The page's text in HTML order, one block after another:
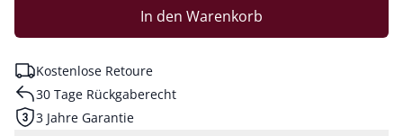
In den Warenkorb
Kostenlose Retoure
30 Tage Rückgaberecht
3 Jahre Garantie